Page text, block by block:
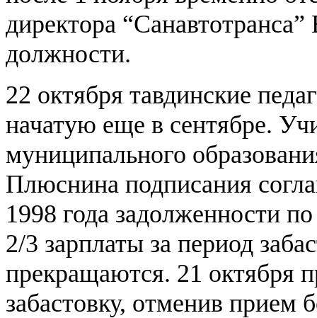
директора
должности.
22 октября тавдинские
начатую еще в сентябре.
муниципального
Плюснина подписания
1998 года задолженности
2/3 зарплаты за период
прекращаются. 21 октября
забастовку, отменив прием